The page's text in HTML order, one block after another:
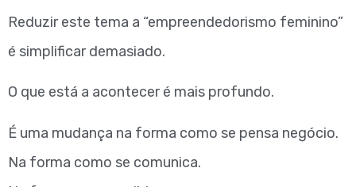
Reduzir este tema a “empreendedorismo feminino”
é simplificar demasiado.
O que está a acontecer é mais profundo.
É uma mudança na forma como se pensa negócio.
Na forma como se comunica.